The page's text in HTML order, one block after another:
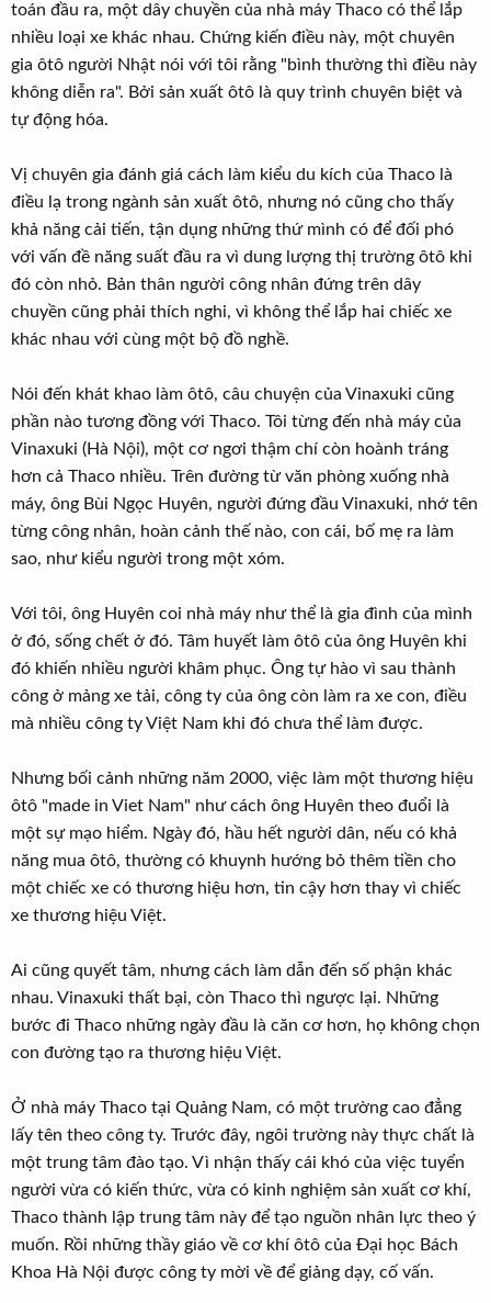
toán đầu ra, một dây chuyền của nhà máy Thaco có thể lắp
nhiều loại xe khác nhau. Chứng kiến điều này, một chuyên
gia ôtô người Nhật nói với tôi rằng "bình thường thì điều này
không diễn ra". Bởi sản xuất ôtô là quy trình chuyên biệt và
tự động hóa.
Vị chuyên gia đánh giá cách làm kiểu du kích của Thaco là
điều lạ trong ngành sản xuất ôtô, nhưng nó cũng cho thấy
khả năng cải tiến, tận dụng những thứ mình có để đối phó
với vấn đề năng suất đầu ra vì dung lượng thị trường ôtô khi
đó còn nhỏ. Bản thân người công nhân đứng trên dây
chuyền cũng phải thích nghi, vì không thể lắp hai chiếc xe
khác nhau với cùng một bộ đồ nghề.
Nói đến khát khao làm ôtô, câu chuyện của Vinaxuki cũng
phần nào tương đồng với Thaco. Tôi từng đến nhà máy của
Vinaxuki (Hà Nội), một cơ ngơi thậm chí còn hoành tráng
hơn cả Thaco nhiều. Trên đường từ văn phòng xuống nhà
máy, ông Bùi Ngọc Huyên, người đứng đầu Vinaxuki, nhớ tên
từng công nhân, hoàn cảnh thế nào, con cái, bố mẹ ra làm
sao, như kiểu người trong một xóm.
Với tôi, ông Huyên coi nhà máy như thể là gia đình của mình
ở đó, sống chết ở đó. Tâm huyết làm ôtô của ông Huyên khi
đó khiến nhiều người khâm phục. Ông tự hào vì sau thành
công ở mảng xe tải, công ty của ông còn làm ra xe con, điều
mà nhiều công ty Việt Nam khi đó chưa thể làm được.
Nhưng bối cảnh những năm 2000, việc làm một thương hiệu
ôtô "made in Viet Nam" như cách ông Huyên theo đuổi là
một sự mạo hiểm. Ngày đó, hầu hết người dân, nếu có khả
năng mua ôtô, thường có khuynh hướng bỏ thêm tiền cho
một chiếc xe có thương hiệu hơn, tin cậy hơn thay vì chiếc
xe thương hiệu Việt.
Ai cũng quyết tâm, nhưng cách làm dẫn đến số phận khác
nhau. Vinaxuki thất bại, còn Thaco thì ngược lại. Những
bước đi Thaco những ngày đầu là căn cơ hơn, họ không chọn
con đường tạo ra thương hiệu Việt.
Ở nhà máy Thaco tại Quảng Nam, có một trường cao đẳng
lấy tên theo công ty. Trước đây, ngôi trường này thực chất là
một trung tâm đào tạo. Vì nhận thấy cái khó của việc tuyển
người vừa có kiến thức, vừa có kinh nghiệm sản xuất cơ khí,
Thaco thành lập trung tâm này để tạo nguồn nhân lực theo ý
muốn. Rồi những thầy giáo về cơ khí ôtô của Đại học Bách
Khoa Hà Nội được công ty mời về để giảng dạy, cố vấn.